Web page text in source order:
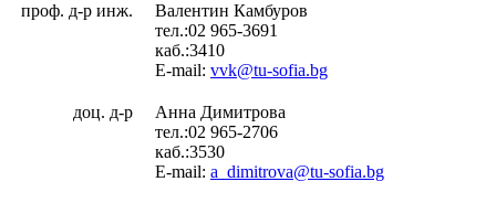
проф. д-р инж.
Валентин Камбуров
тел.:02 965-3691
каб.:3410
E-mail: vvk@tu-sofia.bg
доц. д-р
Анна Димитрова
тел.:02 965-2706
каб.:3530
E-mail: a_dimitrova@tu-sofia.bg